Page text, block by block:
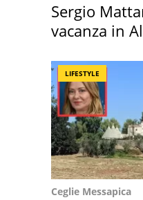
Sergio
vacanza in
LIFESTYLE
Ceglie Messapica